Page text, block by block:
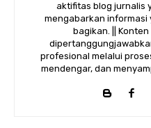
aktifitas blog jurnalis
mengabarkan informasi
bagikan. ||
profesional melalui
mendengar, dan